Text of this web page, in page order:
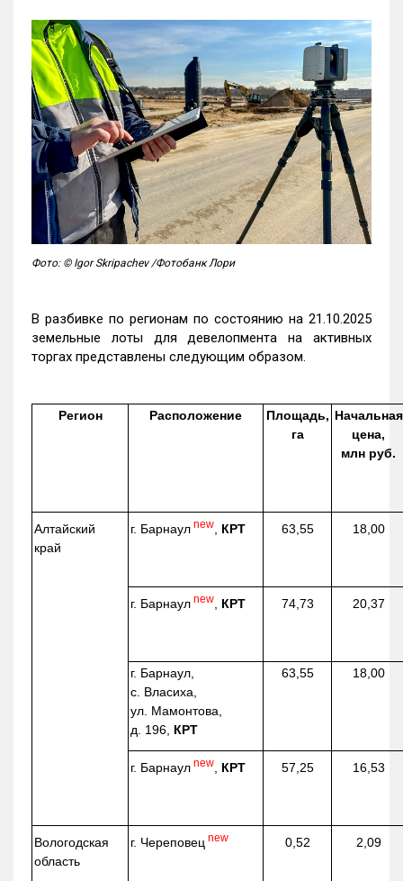
Фото: © Igor Skripachev /Фотобанк Лори
В разбивке по регионам по состоянию на 21.10.2025
земельные лоты для девелопмента на активных
торгах представлены следующим образом.
Регион Расположение
Площадь,
га
Начальная
цена,
млн руб.
Алтайский
край
г. Барнаул new КРТ 63,55 18,00
г. Барнаул new КРТ 74,73 20,37
г. Барнаул,
с. Власиха,
ул. Мамонтова,
д. 196, КРТ
63,55 18,00
г. Барнаул new КРТ 57,25 16,53
Вологодская
область
г. Череповец new 0,52 2,09